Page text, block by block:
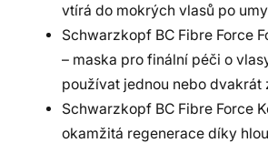
vtírá do mokrých vlasů po
Schwarzkopf BC Fibre Force
– maska pro finální péči o
používat jednou nebo dvakrát
Schwarzkopf BC Fibre Force
okamžitá regenerace díky